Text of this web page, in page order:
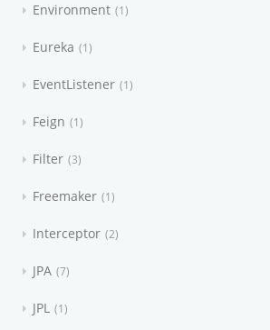
Environment 1
Eureka 1
EventListener 1
Feign 1
Filter 3
Freemaker 1
Interceptor 2
JPA 7
JPL 1